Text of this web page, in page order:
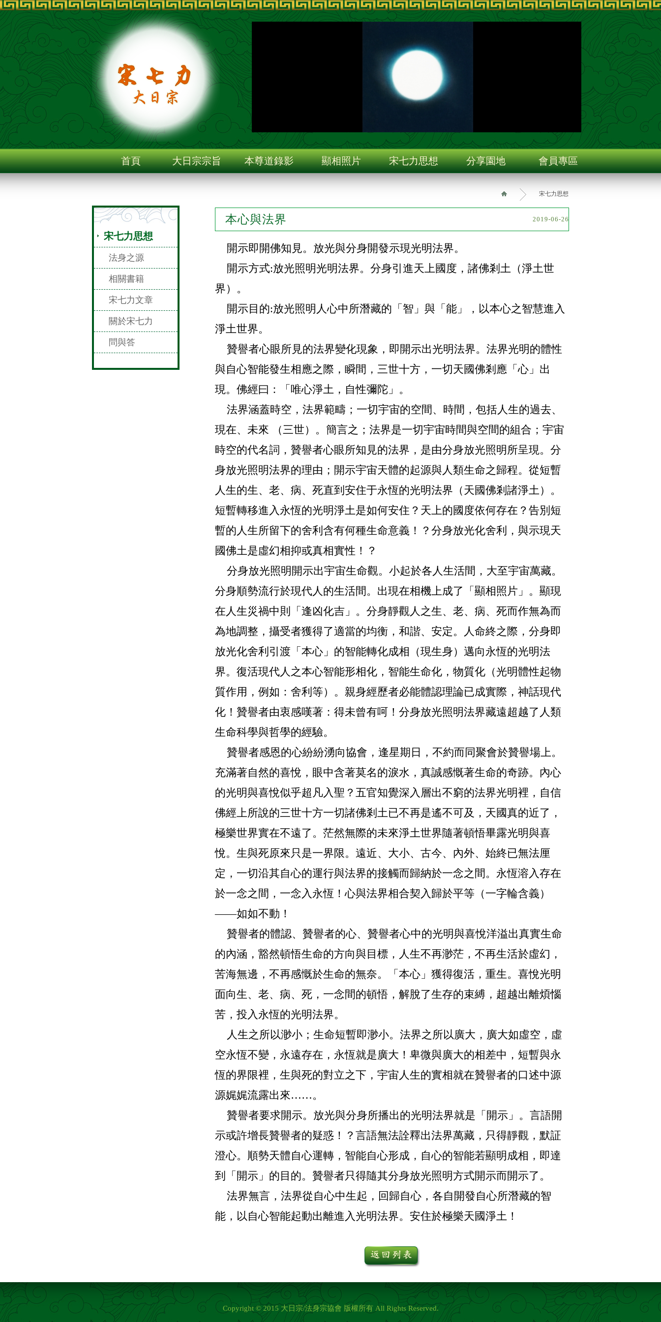
首頁 大日宗宗旨 本尊道錄影 顯相照片 宋七力思想 分享園地 會員專區
聯絡我們
宋七力思想
法身之源
相關書籍
宋七力文章
關於宋七力
問與答
宋七力思想
2019-06-26
本心與法界
開示即開佛知見。放光與分身開發示現光明法界。
開示方式:放光照明光明法界。分身引進天上國度，諸佛剎土（淨土世
界）。
開示目的:放光照明人心中所潛藏的「智」與「能」，以本心之智慧進入
淨土世界。
贊譽者心眼所見的法界變化現象，即開示出光明法界。法界光明的體性
與自心智能發生相應之際，瞬間，三世十方，一切天國佛剎應「心」出
現。佛經曰：「唯心淨土，自性彌陀」。
法界涵蓋時空，法界範疇；一切宇宙的空間、時間，包括人生的過去、
現在、未來 （三世）。簡言之；法界是一切宇宙時間與空間的組合；宇宙
時空的代名詞，贊譽者心眼所知見的法界，是由分身放光照明所呈現。分
身放光照明法界的理由；開示宇宙天體的起源與人類生命之歸程。從短暫
人生的生、老、病、死直到安住于永恆的光明法界（天國佛剎諸淨土）。
短暫轉移進入永恆的光明淨土是如何安住？天上的國度依何存在？告別短
暫的人生所留下的舍利含有何種生命意義！？分身放光化舍利，與示現天
國佛土是虛幻相抑或真相實性！？
分身放光照明開示出宇宙生命觀。小起於各人生活間，大至宇宙萬藏。
分身順勢流行於現代人的生活間。出現在相機上成了「顯相照片」。顯現
在人生災禍中則「逢凶化吉」。分身靜觀人之生、老、病、死而作無為而
為地調整，攝受者獲得了適當的均衡，和諧、安定。人命終之際，分身即
放光化舍利引渡「本心」的智能轉化成相（現生身）邁向永恆的光明法
界。復活現代人之本心智能形相化，智能生命化，物質化（光明體性起物
質作用，例如：舍利等）。親身經歷者必能體認理論已成實際，神話現代
化！贊譽者由衷感嘆著：得未曾有呵！分身放光照明法界藏遠超越了人類
生命科學與哲學的經驗。
贊譽者感恩的心紛紛湧向協會，逢星期日，不約而同聚會於贊譽場上。
充滿著自然的喜悅，眼中含著莫名的淚水，真誠感慨著生命的奇跡。內心
的光明與喜悅似乎超凡入聖？五官知覺深入層出不窮的法界光明裡，自信
佛經上所說的三世十方一切諸佛剎土已不再是遙不可及，天國真的近了，
極樂世界實在不遠了。茫然無際的未來淨土世界隨著頓悟畢露光明與喜
悅。生與死原來只是一界限。遠近、大小、古今、內外、始終已無法厘
定，一切沿其自心的運行與法界的接觸而歸納於一念之間。永恆溶入存在
於一念之間，一念入永恆！心與法界相合契入歸於平等（一字輪含義）
——如如不動！
贊譽者的體認、贊譽者的心、贊譽者心中的光明與喜悅洋溢出真實生命
的內涵，豁然頓悟生命的方向與目標，人生不再渺茫，不再生活於虛幻，
苦海無邊，不再感慨於生命的無奈。「本心」獲得復活，重生。喜悅光明
面向生、老、病、死，一念間的頓悟，解脫了生存的束縛，超越出離煩惱
苦，投入永恆的光明法界。
人生之所以渺小；生命短暫即渺小。法界之所以廣大，廣大如虛空，虛
空永恆不變，永遠存在，永恆就是廣大！卑微與廣大的相差中，短暫與永
恆的界限裡，生與死的對立之下，宇宙人生的實相就在贊譽者的口述中源
源娓娓流露出來……。
贊譽者要求開示。放光與分身所播出的光明法界就是「開示」。言語開
示或許增長贊譽者的疑惑！？言語無法詮釋出法界萬藏，只得靜觀，默証
澄心。順勢天體自心運轉，智能自心形成，自心的智能若顯明成相，即達
到「開示」的目的。贊譽者只得隨其分身放光照明方式開示而開示了。
法界無言，法界從自心中生起，回歸自心，各自開發自心所潛藏的智
能，以自心智能起動出離進入光明法界。安住於極樂天國淨土！
Copyright © 2015 大日宗/法身宗協會 版權所有 All Rights Reserved.